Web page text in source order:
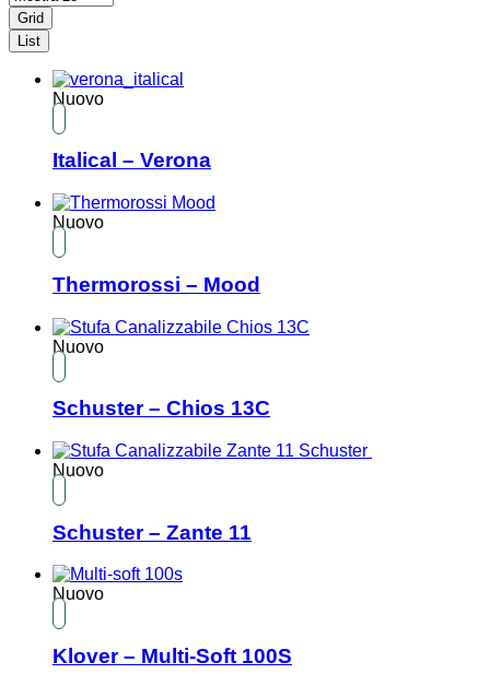
Grid
List
Nuovo
Italical – Verona
Nuovo
Thermorossi – Mood
Nuovo
Schuster – Chios 13C
Nuovo
Schuster – Zante 11
Nuovo
Klover – Multi-Soft 100S